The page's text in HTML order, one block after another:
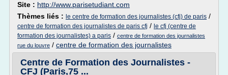
Site : http://www.parisetudiant.com
Thèmes liés : le centre de formation des journalistes (cfj) de paris /
centre de formation des journalistes de paris cfj / le cfj (centre de
formation des journalistes) a paris / centre de formation des journalistes
rue du louvre / centre de formation des journalistes
Centre de Formation des Journalistes -
CFJ (Paris,75 ...